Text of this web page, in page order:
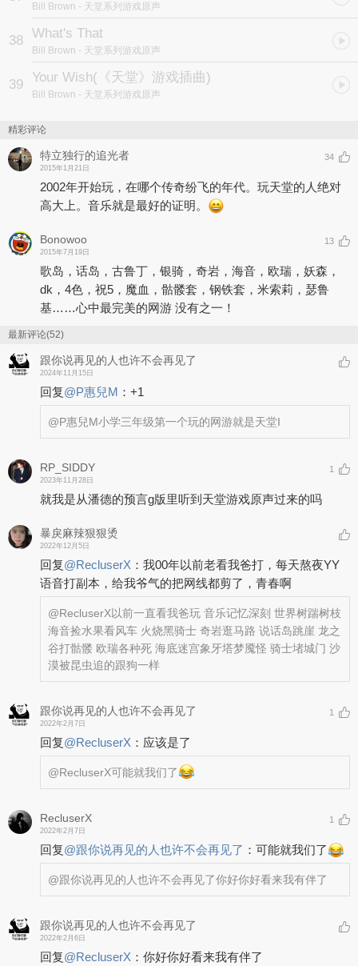
Bill Brown - 天堂系列游戏原声
38 What's That
Bill Brown - 天堂系列游戏原声
39 Your Wish(《天堂》游戏插曲)
Bill Brown - 天堂系列游戏原声
精彩评论
特立独行的追光者
2015年1月21日
34
2002年开始玩，在哪个传奇纷飞的年代。玩天堂的人绝对
高大上。音乐就是最好的证明。
Bonowoo
2015年7月19日
13
歌岛，话岛，古鲁丁，银骑，奇岩，海音，欧瑞，妖森，
dk，4色，祝5，魔血，骷髅套，钢铁套，米索莉，瑟鲁
基……心中最完美的网游 没有之一！
最新评论(52)
跟你说再见的人也许不会再见了
2024年11月15日
回复@P惠兒M ： +1
@P惠兒M小学三年级第一个玩的网游就是天堂I
RP_SIDDY
2023年11月28日
1
就我是从潘德的预言g版里听到天堂游戏原声过来的吗
暴戾麻辣狠狠烫
2022年12月5日
回复@RecluserX ： 我00年以前老看我爸打，每天熬夜YY
语音打副本，给我爷气的把网线都剪了，青春啊
@RecluserX以前一直看我爸玩 音乐记忆深刻 世界树踹树枝
海音捡水果看风车 火烧黑骑士 奇岩逛马路 说话岛跳崖 龙之
谷打骷髅 欧瑞各种死 海底迷宫象牙塔梦魇怪 骑士堵城门 沙
漠被昆虫追的跟狗一样
跟你说再见的人也许不会再见了
2022年2月7日
1
回复@RecluserX ： 应该是了
@RecluserX可能就我们了
RecluserX
2022年2月7日
1
回复@跟你说再见的人也许不会再见了 ： 可能就我们了
@跟你说再见的人也许不会再见了你好你好看来我有伴了
跟你说再见的人也许不会再见了
2022年2月6日
回复@RecluserX ： 你好你好看来我有伴了